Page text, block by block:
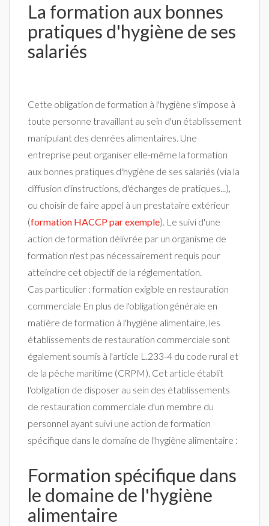
La formation aux bonnes
pratiques d'hygiène de ses
salariés
Cette obligation de formation à l'hygiène s'impose à
toute personne travaillant au sein d'un établissement
manipulant des denrées alimentaires. Une
entreprise peut organiser elle-même la formation
aux bonnes pratiques d'hygiène de ses salariés (via la
diffusion d'instructions, d'échanges de pratiques...),
ou choisir de faire appel à un prestataire extérieur
(formation HACCP par exemple). Le suivi d'une
action de formation délivrée par un organisme de
formation n'est pas nécessairement requis pour
atteindre cet objectif de la réglementation.
Cas particulier : formation exigible en restauration
commerciale En plus de l'obligation générale en
matière de formation à l'hygiène alimentaire, les
établissements de restauration commerciale sont
également soumis à l'article L.233-4 du code rural et
de la pêche maritime (CRPM). Cet article établit
l'obligation de disposer au sein des établissements
de restauration commerciale d'un membre du
personnel ayant suivi une action de formation
spécifique dans le domaine de l'hygiène alimentaire :
Formation spécifique dans
le domaine de l'hygiène
alimentaire